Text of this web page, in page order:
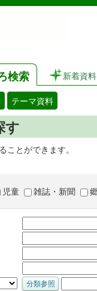
検索 新着資料
テーマ資料
す
ことができます。
児童 雑誌・新聞